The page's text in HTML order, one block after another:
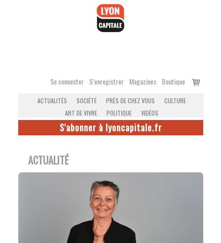
Se connecter S’enregistrer Magazines Boutique
Voir
ACTUALITÉS SOCIÉTÉ PRÈS DE CHEZ VOUS
CULTURE
ART DE VIVRE
POLITIQUE VIDÉOS
S'abonner à lyoncapitale.fr
ACTUALITÉ